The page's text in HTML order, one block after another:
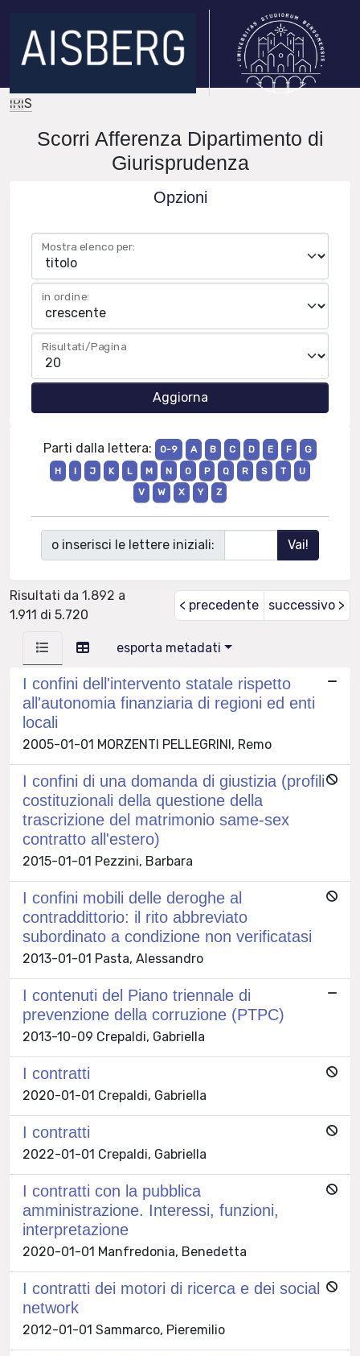
IRIS
Scorri Afferenza Dipartimento di
Giurisprudenza
Opzioni
Mostra elenco per:
in ordine:
Risultati/Pagina
Parti dalla lettera: 0-9 A B C D E F
G
H
I J K L M N O P Q R S T
U
V
W X Y Z
o inserisci le lettere iniziali:
Risultati da 1.892 a
1.911 di 5.720
< precedente successivo >
esporta metadati
I confini dell'intervento statale rispetto
all'autonomia finanziaria di regioni ed enti
locali
2005-01-01 MORZENTI PELLEGRINI, Remo
I confini di una domanda di giustizia (profili
costituzionali della questione della
trascrizione del matrimonio same-sex
contratto all'estero)
2015-01-01 Pezzini, Barbara
I confini mobili delle deroghe al
contraddittorio: il rito abbreviato
subordinato a condizione non verificatasi
2013-01-01 Pasta, Alessandro
I contenuti del Piano triennale di
prevenzione della corruzione (PTPC)
2013-10-09 Crepaldi, Gabriella
I contratti
2020-01-01 Crepaldi, Gabriella
I contratti
2022-01-01 Crepaldi, Gabriella
I contratti con la pubblica
amministrazione. Interessi, funzioni,
interpretazione
2020-01-01 Manfredonia, Benedetta
I contratti dei motori di ricerca e dei social
network
2012-01-01 Sammarco, Pieremilio